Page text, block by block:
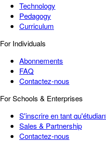
Technology
Pedagogy
Curriculum
For Individuals
Abonnements
FAQ
Contactez-nous
For Schools & Enterprises
S'inscrire en tant
Sales & Partnership
Contactez-nous